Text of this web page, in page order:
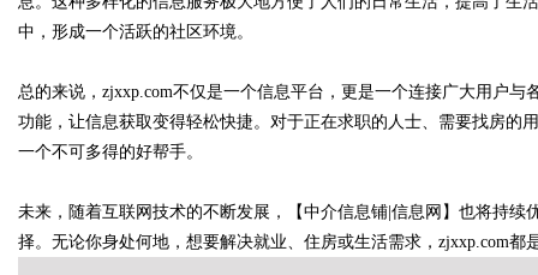
中，形成一个活跃的社区环境。
总的来说，zjxxp.com不仅是一个信息平台，更是一个连接广大用户
功能，让信息获取变得轻松快捷。对于正在求职的人士、需要找房的
一个不可多得的好帮手。
未来，随着互联网技术的不断发展，【中介信息铺|信息网】也将持
择。无论你身处何地，想要解决就业、住房或生活需求，zjxxp.com都